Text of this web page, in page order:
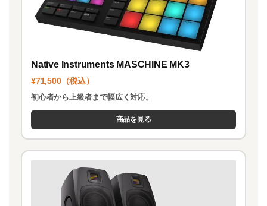
Native Instruments MASCHINE MK3
¥71,500（税込）
初心者から上級者まで幅広く対応。
商品を見る